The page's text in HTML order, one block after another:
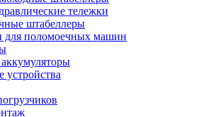
тележки
штабеллеры
для поломоечных машин
устройства